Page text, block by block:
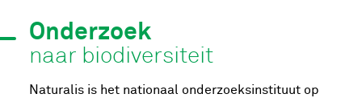
Onderzoek
naar biodiversiteit
Naturalis is het nationaal onderzoeksinstituut op